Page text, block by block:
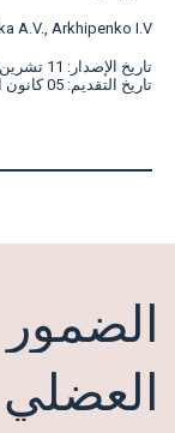
A.V., Arkhipenko I.V.
تاريخ الإصدار: 11 تشرين الثاني 2013
تاريخ التقديم: 05 كانون الأول 2011
الضمور
العضلي